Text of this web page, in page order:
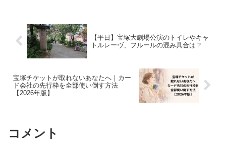
【平日】宝塚大劇場公演のトイレやキャ
トルレーヴ、フルールの混み具合は？
宝塚チケットが取れないあなたへ｜カー
ド会社の先行枠を全部使い倒す方法
【2026年版】
コメント